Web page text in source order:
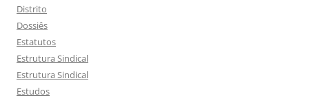
Distrito
Dossiês
Estatutos
Estrutura Sindical
Estrutura Sindical
Estudos